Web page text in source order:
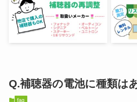
Q.補聴器の電池に種類は
faq